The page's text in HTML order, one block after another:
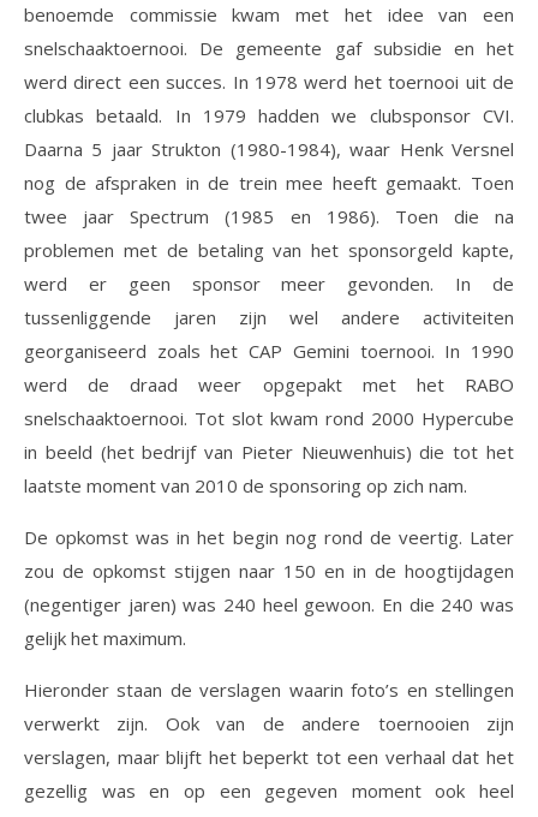
benoemde commissie kwam met het idee van een
snelschaaktoernooi. De gemeente gaf subsidie en het
werd direct een succes. In 1978 werd het toernooi uit de
clubkas betaald. In 1979 hadden we clubsponsor CVI.
Daarna 5 jaar Strukton (1980-1984), waar Henk Versnel
nog de afspraken in de trein mee heeft gemaakt. Toen
twee jaar Spectrum (1985 en 1986). Toen die na
problemen met de betaling van het sponsorgeld kapte,
werd er geen sponsor meer gevonden. In de
tussenliggende jaren zijn wel andere activiteiten
georganiseerd zoals het CAP Gemini toernooi. In 1990
werd de draad weer opgepakt met het RABO
snelschaaktoernooi. Tot slot kwam rond 2000 Hypercube
in beeld (het bedrijf van Pieter Nieuwenhuis) die tot het
laatste moment van 2010 de sponsoring op zich nam.
De opkomst was in het begin nog rond de veertig. Later
zou de opkomst stijgen naar 150 en in de hoogtijdagen
(negentiger jaren) was 240 heel gewoon. En die 240 was
gelijk het maximum.
Hieronder staan de verslagen waarin foto’s en stellingen
verwerkt zijn. Ook van de andere toernooien zijn
verslagen, maar blijft het beperkt tot een verhaal dat het
gezellig was en op een gegeven moment ook heel